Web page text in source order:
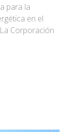
para la
en el
Corporación